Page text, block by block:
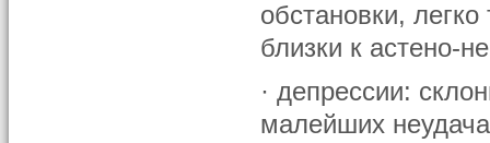
обстановки,
близки к астено-
· депрессии:
малейших